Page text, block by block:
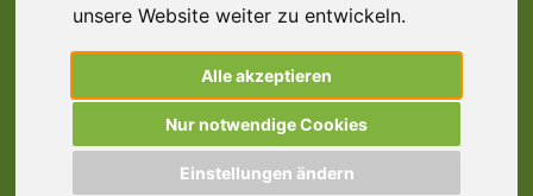
unsere Website weiter zu entwickeln.
Alle akzeptieren
Nur notwendige Cookies
Einstellungen ändern
Reifenmonteur (m/w/d) Führerschein,
Frankfurt
65929 Frankfurt am Main